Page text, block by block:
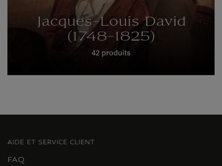
Jacques-Louis David
(1748-1825)
42 produits
AIDE ET SERVICE CLIENT
FAQ